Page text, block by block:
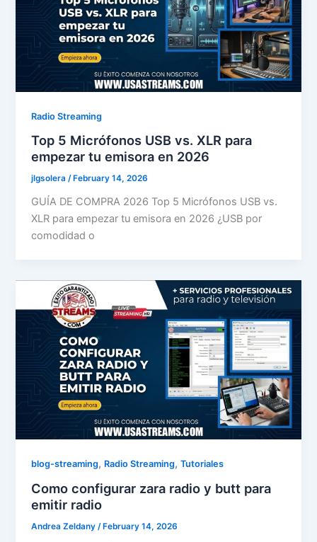
Radio Streaming
Top 5 Micrófonos USB vs. XLR para
empezar tu emisora en 2026
jlgsolera/ February 14, 2026
GUÍA DE COMPRA 2026 Top 5 Micrófonos USB vs.
XLR para empezar tu emisora en 2026 ¿USB por
comodidad o
blog-streaming, Radio Streaming,Tutoriales
Como configurar zara radio y butt para
emitir radio
Andrea Zeldany/February 14, 2026